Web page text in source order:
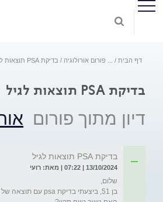
דף הבית פורום אורולוגיה בדיקת PSA תוצאות לגיל
בדיקת PSA תוצאות לגיל
דיון מתוך פורום
בדיקת PSA תוצאות לגיל
13/10/2024 | 07:22 | מאת: רועי